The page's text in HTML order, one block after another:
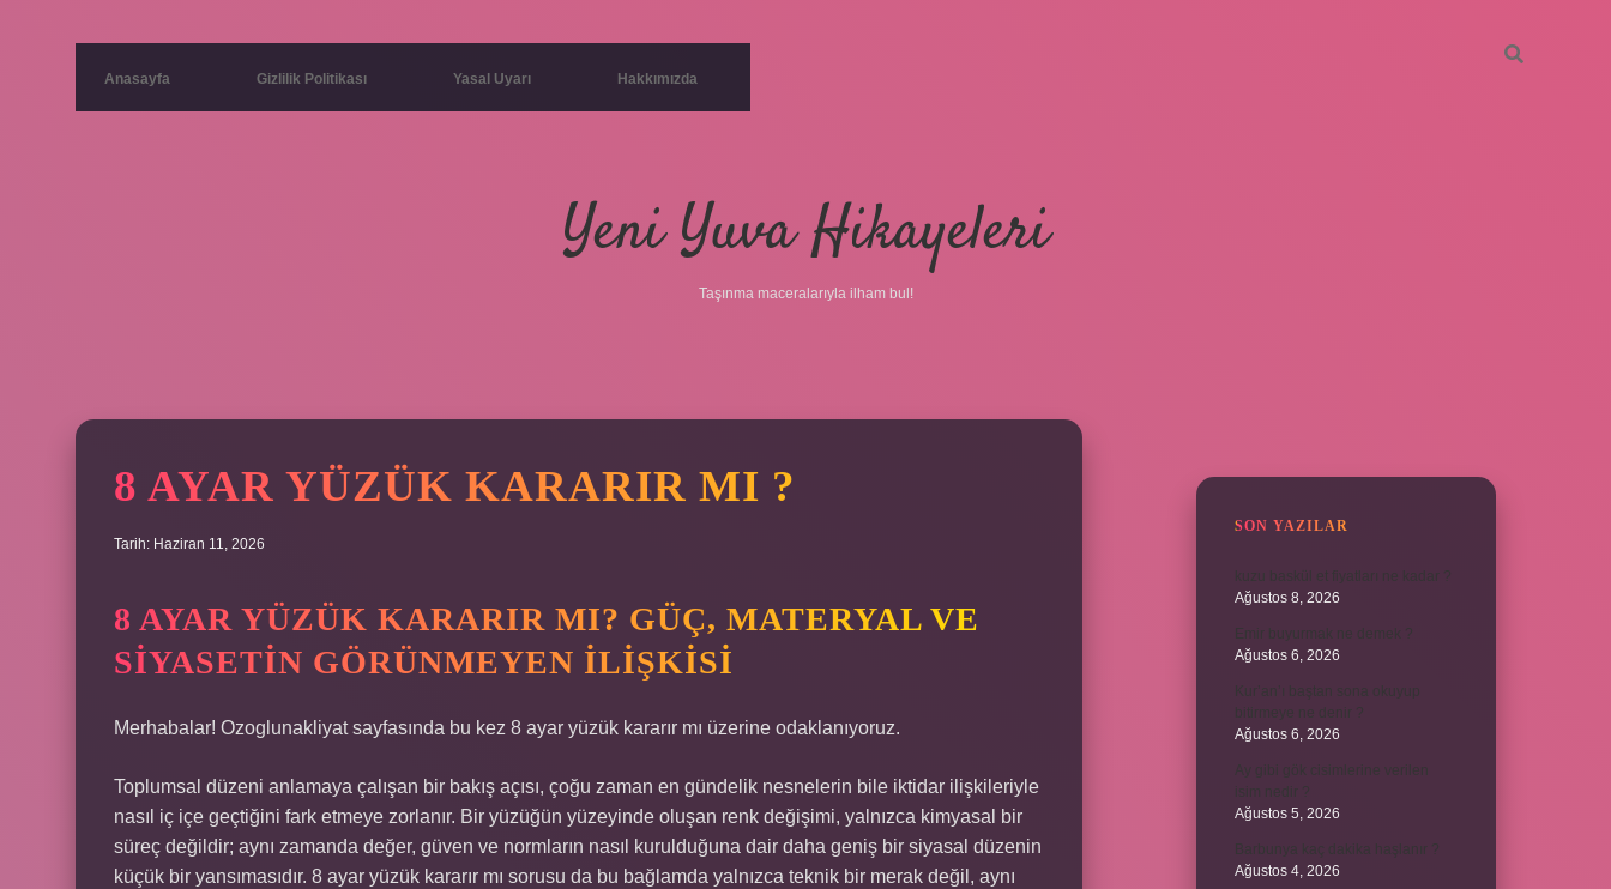
Anasayfa Gizlilik Politikası Yasal Uyarı Hakkımızda
Yeni Yuva Hikayeleri
Taşınma maceralarıyla ilham bul!
8 AYAR YÜZÜK KARARIR MI ?
Tarih: Haziran 11, 2026
8 AYAR YÜZÜK KARARIR MI? GÜÇ, MATERYAL VE
SIYASETIN GÖRÜNMEYEN İLIŞKISI
Merhabalar! Ozoglunakliyat sayfasında bu kez 8 ayar yüzük kararır mı üzerine odaklanıyoruz.
Toplumsal düzeni anlamaya çalışan bir bakış açısı, çoğu zaman en gündelik nesnelerin bile iktidar ilişkileriyle
nasıl iç içe geçtiğini fark etmeye zorlanır. Bir yüzüğün yüzeyinde oluşan renk değişimi, yalnızca kimyasal bir
süreç değildir; aynı zamanda değer, güven ve normların nasıl kurulduğuna dair daha geniş bir siyasal düzenin
küçük bir yansımasıdır. 8 ayar yüzük kararır mı sorusu da bu bağlamda yalnızca teknik bir merak değil, aynı
SON YAZILAR
kuzu baskül et fiyatları ne kadar ?
Ağustos 8, 2026
Emir buyurmak ne demek ?
Ağustos 6, 2026
Kur’an’ı baştan sona okuyup
bitirmeye ne denir ?
Ağustos 6, 2026
Ay gibi gök cisimlerine verilen
isim nedir ?
Ağustos 5, 2026
Barbunya kaç dakika haşlanır ?
Ağustos 4, 2026